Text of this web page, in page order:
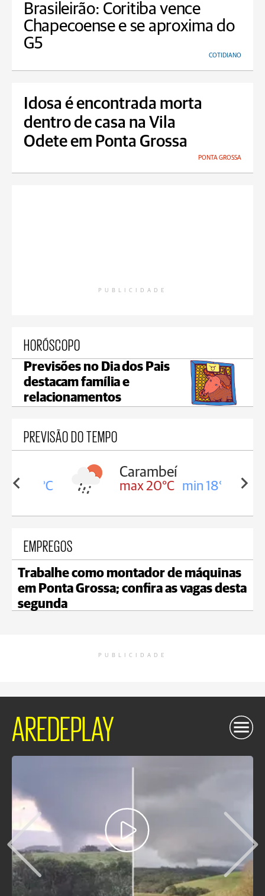
Brasileirão: Coritiba vence
Chapecoense e se aproxima do
G5
COTIDIANO
Idosa é encontrada morta
dentro de casa na Vila
Odete em Ponta Grossa
PONTA GROSSA
PUBLICIDADE
HORÓSCOPO
Previsões no Dia dos Pais
destacam família e
relacionamentos
PREVISÃO DO TEMPO
18°C
Carambeí
max 20°C min 18°C
EMPREGOS
Trabalhe como montador de máquinas
em Ponta Grossa; confira as vagas desta
segunda
PUBLICIDADE
AREDEPLAY